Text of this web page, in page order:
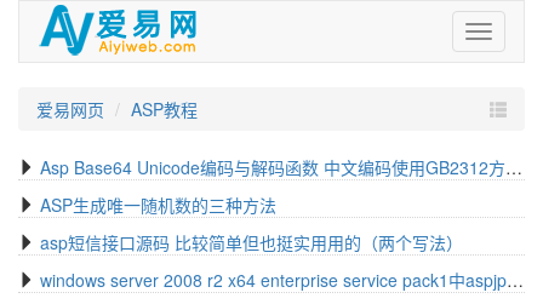
爱
易
爱易网页
ASP教程
Asp Base64 Unicode编码与解码函数 中文编码使用GB2312方式非UTF-8
ASP生成唯一随机数的三种方法
asp短信接口源码 比较简单但也挺实用用的（两个写法）
windows server 2008 r2 x64 enterprise service pack1中aspjpeg.dll安装